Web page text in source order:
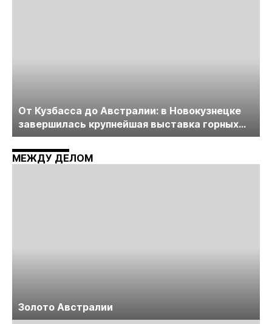
От Кузбасса до Австралии: в Новокузнецке
завершилась крупнейшая выставка горных
технологий «Недра России. Уголь России и
Майнинг»
МЕЖДУ ДЕЛОМ
Золото Австралии